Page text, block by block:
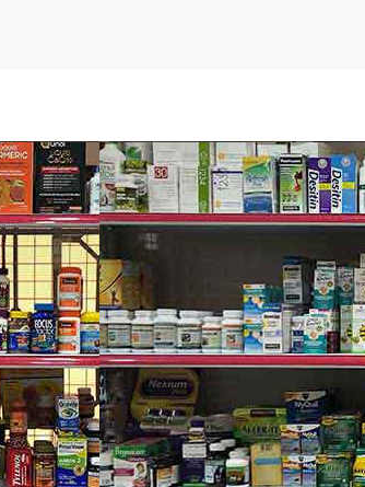
trên 50 Centrum for
Không vượt quá liều khuyến cáo hàng